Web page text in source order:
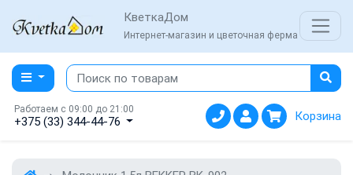
КветкаДом
Интернет-магазин и цветочная ферма
Работаем с 09:00 до 21:00
+375 (33) 344-44-76 Корзина